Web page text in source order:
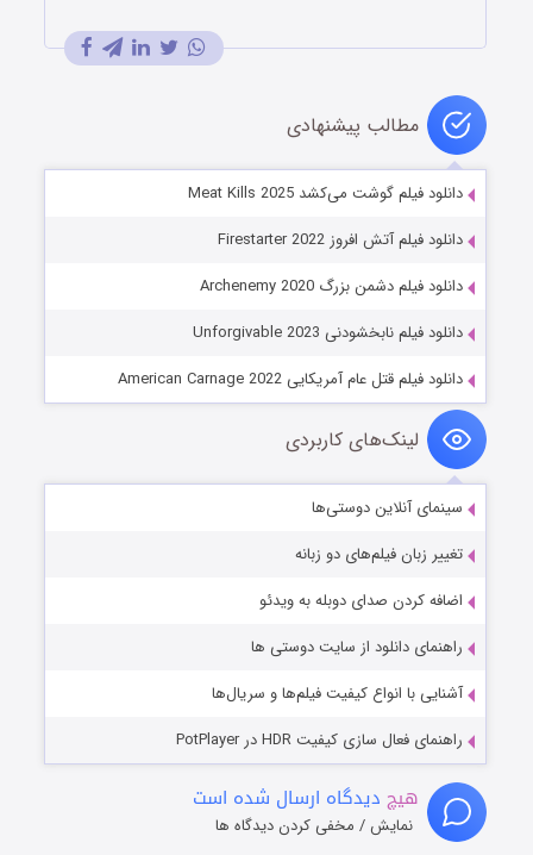
مطالب پیشنهادی
دانلود فیلم گوشت می‌کشد Meat Kills 2025
دانلود فیلم آتش افروز Firestarter 2022
دانلود فیلم دشمن بزرگ Archenemy 2020
دانلود فیلم نابخشودنی Unforgivable 2023
دانلود فیلم قتل عام آمریکایی American Carnage 2022
لینک‌های کاربردی
سینمای آنلاین دوستی‌ها
تغییر زبان فیلم‌های دو زبانه
اضافه کردن صدای دوبله به ویدئو
راهنمای دانلود از سایت دوستی ها
آشنایی با انواع کیفیت فیلم‌ها و سریال‌ها
راهنمای فعال سازی کیفیت HDR در PotPlayer
هیچ دیدگاه ارسال شده است
نمایش / مخفی کردن دیدگاه ها